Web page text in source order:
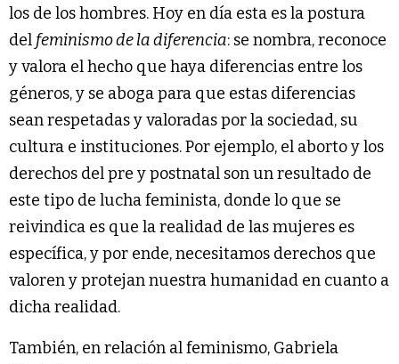
los de los hombres. Hoy en día esta es la postura
del feminismo de la diferencia: se nombra, reconoce
y valora el hecho que haya diferencias entre los
géneros, y se aboga para que estas diferencias
sean respetadas y valoradas por la sociedad, su
cultura e instituciones. Por ejemplo, el aborto y los
derechos del pre y postnatal son un resultado de
este tipo de lucha feminista, donde lo que se
reivindica es que la realidad de las mujeres es
específica, y por ende, necesitamos derechos que
valoren y protejan nuestra humanidad en cuanto a
dicha realidad.
También, en relación al feminismo, Gabriela